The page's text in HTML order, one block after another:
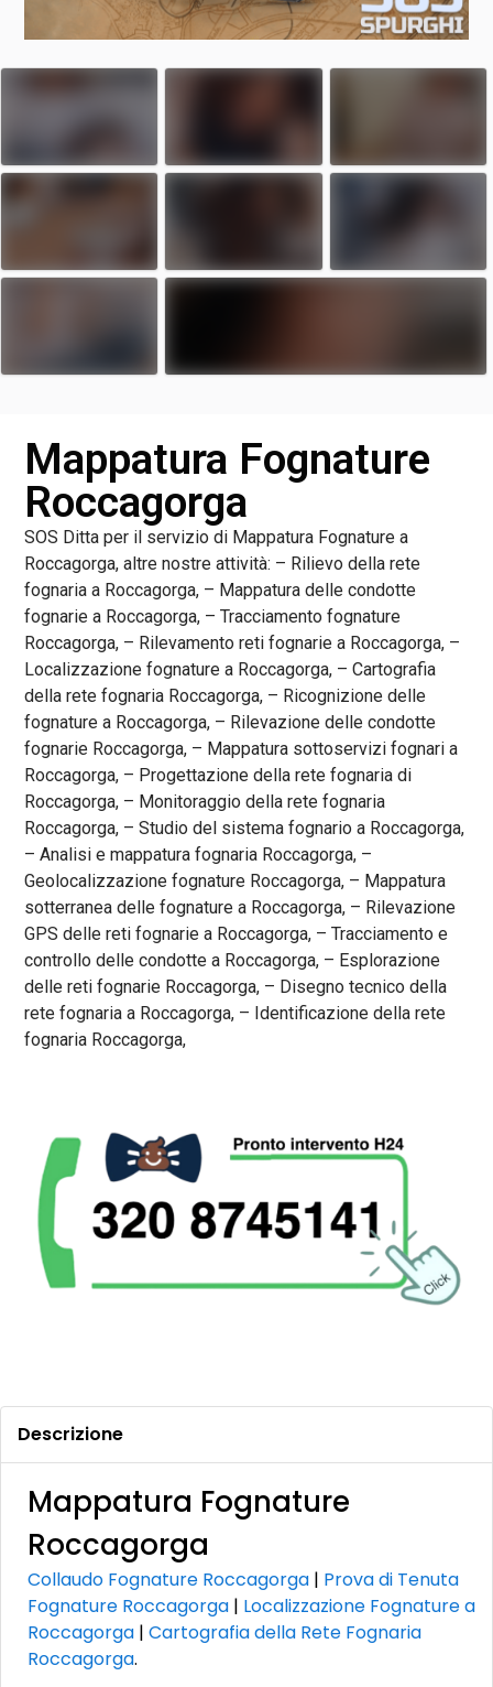
Mappatura Fognature
Roccagorga
SOS Ditta per il servizio di Mappatura Fognature a
Roccagorga, altre nostre attività: – Rilievo della rete
fognaria a Roccagorga, – Mappatura delle condotte
fognarie a Roccagorga, – Tracciamento fognature
Roccagorga, – Rilevamento reti fognarie a Roccagorga, –
Localizzazione fognature a Roccagorga, – Cartografia
della rete fognaria Roccagorga, – Ricognizione delle
fognature a Roccagorga, – Rilevazione delle condotte
fognarie Roccagorga, – Mappatura sottoservizi fognari a
Roccagorga, – Progettazione della rete fognaria di
Roccagorga, – Monitoraggio della rete fognaria
Roccagorga, – Studio del sistema fognario a Roccagorga,
– Analisi e mappatura fognaria Roccagorga, –
Geolocalizzazione fognature Roccagorga, – Mappatura
sotterranea delle fognature a Roccagorga, – Rilevazione
GPS delle reti fognarie a Roccagorga, – Tracciamento e
controllo delle condotte a Roccagorga, – Esplorazione
delle reti fognarie Roccagorga, – Disegno tecnico della
rete fognaria a Roccagorga, – Identificazione della rete
fognaria Roccagorga,
Descrizione
Mappatura Fognature
Roccagorga
Collaudo Fognature Roccagorga | Prova di Tenuta
Fognature Roccagorga | Localizzazione Fognature a
Roccagorga | Cartografia della Rete Fognaria
Roccagorga.